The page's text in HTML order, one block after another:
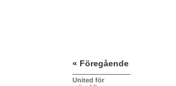
« Föregående
United för